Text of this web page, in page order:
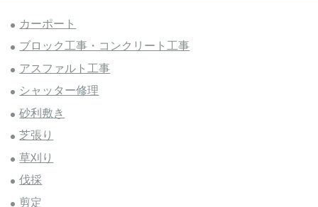
カーポート
ブロック工事・コンクリート工事
アスファルト工事
シャッター修理
砂利敷き
芝張り
草刈り
伐採
剪定